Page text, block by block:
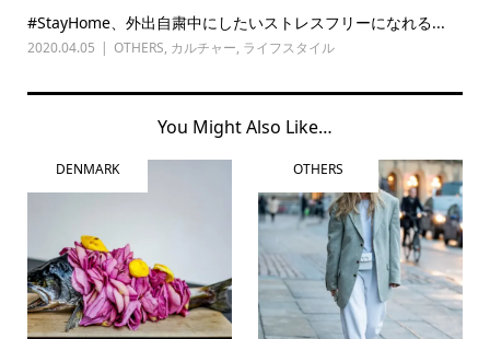
#StayHome、外出自粛中にしたいストレスフリーになれる...
2020.04.05 OTHERS, カルチャー, ライフスタイル
You Might Also Like…
DENMARK OTHERS